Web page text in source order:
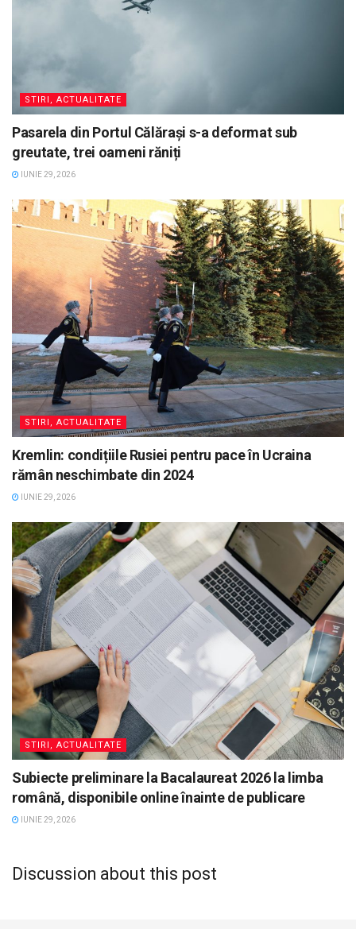
STIRI, ACTUALITATE
Pasarela din Portul Călărași s-a deformat sub
greutate, trei oameni răniți
IUNIE 29, 2026
STIRI, ACTUALITATE
Kremlin: condițiile Rusiei pentru pace în Ucraina
rămân neschimbate din 2024
IUNIE 29, 2026
STIRI, ACTUALITATE
Subiecte preliminare la Bacalaureat 2026 la limba
română, disponibile online înainte de publicare
IUNIE 29, 2026
Discussion about this post